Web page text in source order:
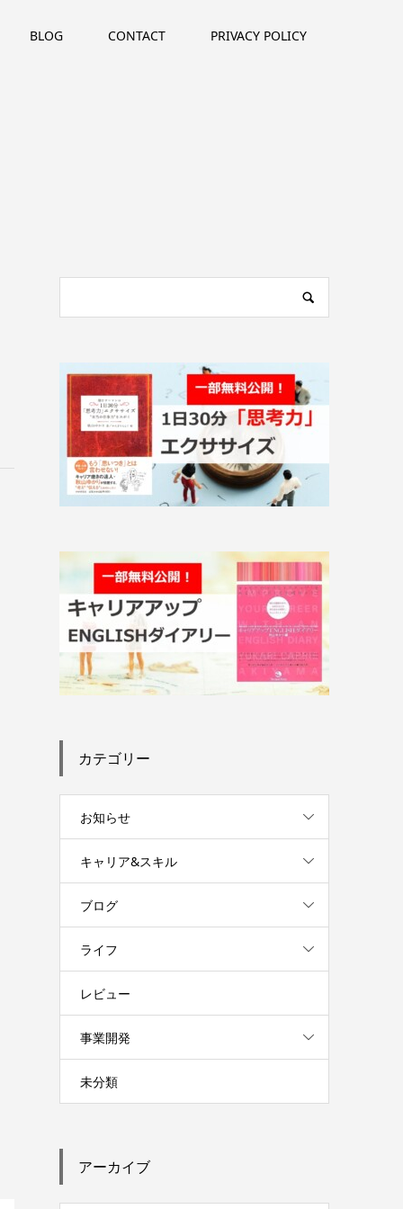
BLOG CONTACT PRIVACY POLICY
カテゴリー
お知らせ
キャリア&スキル
ブログ
ライフ
レビュー
事業開発
未分類
アーカイブ